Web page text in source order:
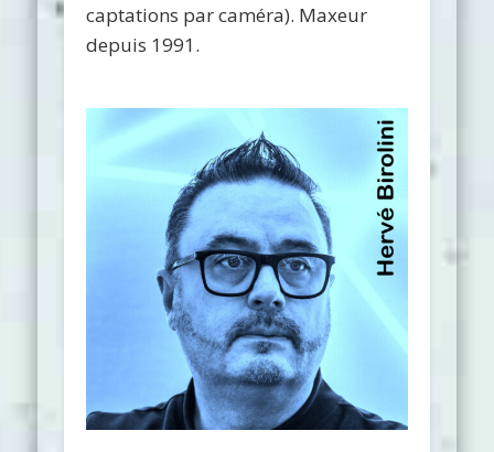
captations par caméra). Maxeur
depuis 1991.